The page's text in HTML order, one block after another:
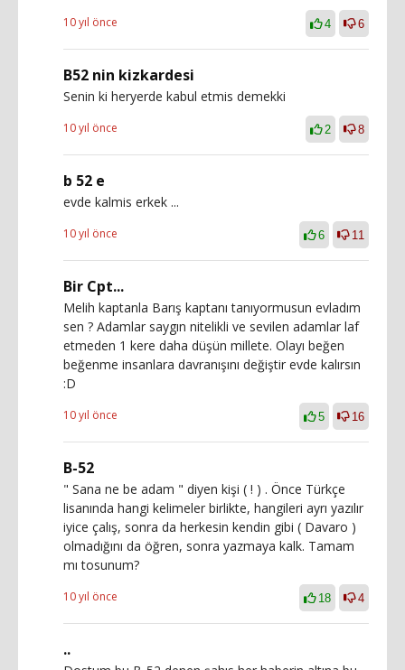
10 yıl önce 4 6
B52 nin kizkardesi
Senin ki heryerde kabul etmis demekki
10 yıl önce 2 8
b 52 e
evde kalmis erkek ...
10 yıl önce 6 11
Bir Cpt...
Melih kaptanla Barış kaptanı tanıyormusun evladım
sen ? Adamlar saygın nitelikli ve sevilen adamlar laf
etmeden 1 kere daha düşün millete. Olayı beğen
beğenme insanlara davranışını değiştir evde kalırsın
:D
10 yıl önce 5 16
B-52
" Sana ne be adam " diyen kişi ( ! ) . Önce Türkçe
lisanında hangi kelimeler birlikte, hangileri ayrı yazılır
iyice çalış, sonra da herkesin kendin gibi ( Davaro )
olmadığını da öğren, sonra yazmaya kalk. Tamam
mı tosunum?
10 yıl önce 18 4
..